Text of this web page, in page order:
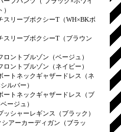
スリーブボクシーT（WH×BKボ
スリーブボクシーT（ブラウン
ロントブルゾン（ベージュ）
ロントブルゾン（ネイビー）
ートネックギャザードレス（ネ
ルバー）
ートネックギャザードレス（ブ
ージュ）
ッシャーレギンス（ブラック）
アーカーディガン（ブラッ